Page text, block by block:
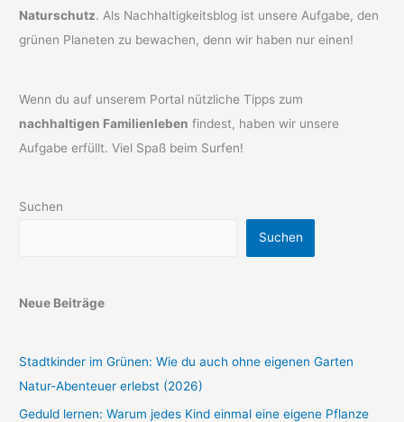
Naturschutz. Als Nachhaltigkeitsblog ist unsere Aufgabe, den
grünen Planeten zu bewachen, denn wir haben nur einen!
Wenn du auf unserem Portal nützliche Tipps zum
nachhaltigen Familienleben findest, haben wir unsere
Aufgabe erfüllt. Viel Spaß beim Surfen!
Suchen
Suchen
Neue Beiträge
Stadtkinder im Grünen: Wie du auch ohne eigenen Garten
Natur-Abenteuer erlebst (2026)
Geduld lernen: Warum jedes Kind einmal eine eigene Pflanze